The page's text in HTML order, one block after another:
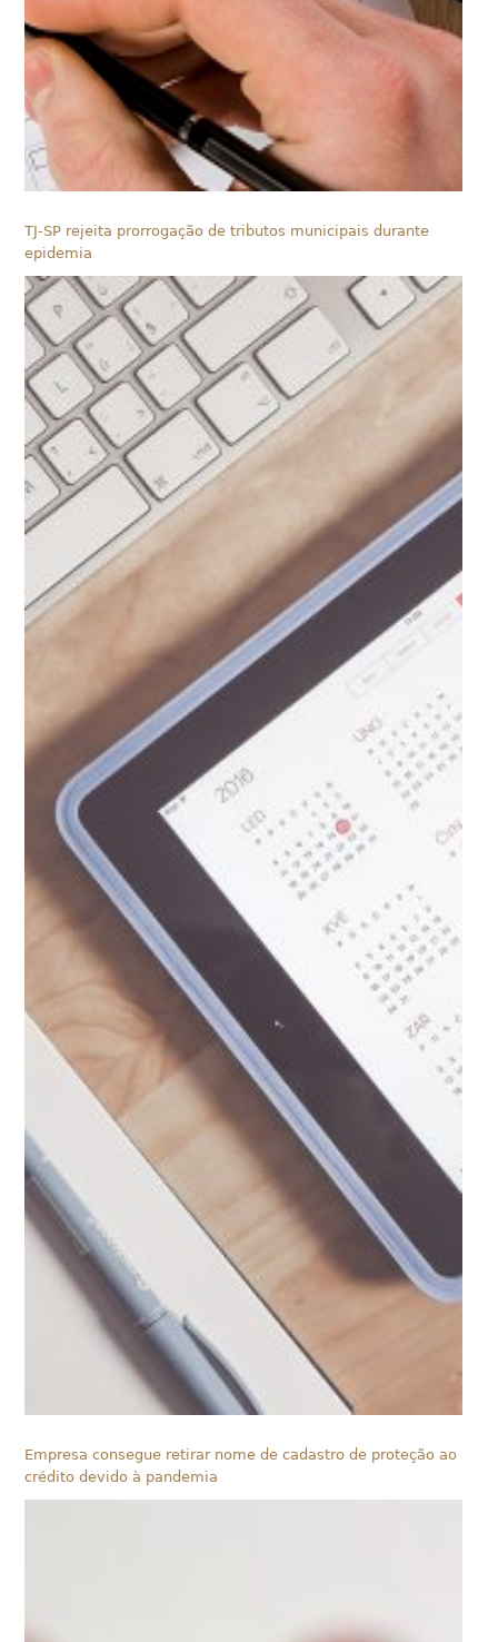
TJ-SP rejeita prorrogação de tributos municipais durante
epidemia
Empresa consegue retirar nome de cadastro de proteção ao
crédito devido à pandemia